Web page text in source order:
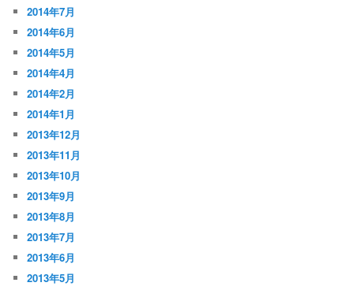
2014年7月
2014年6月
2014年5月
2014年4月
2014年2月
2014年1月
2013年12月
2013年11月
2013年10月
2013年9月
2013年8月
2013年7月
2013年6月
2013年5月